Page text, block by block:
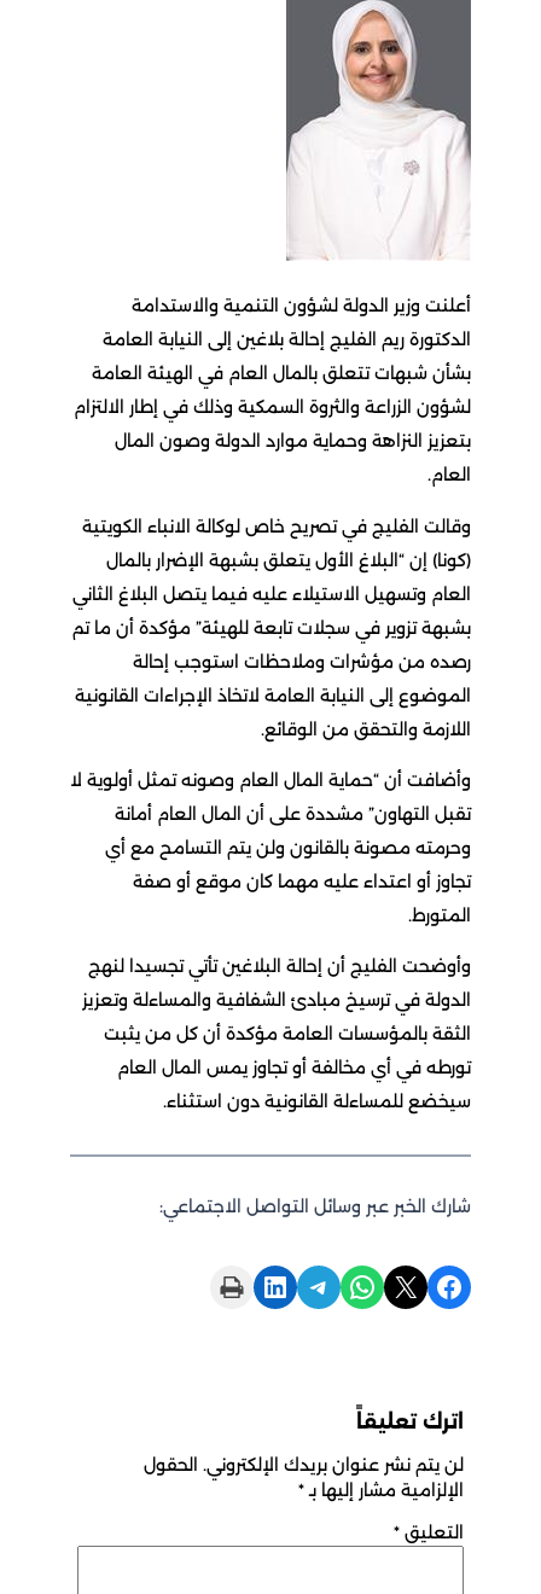
أعلنت وزير الدولة لشؤون التنمية والاستدامة
الدكتورة ريم الفليج إحالة بلاغين إلى النيابة العامة
بشأن شبهات تتعلق بالمال العام في الهيئة العامة
لشؤون الزراعة والثروة السمكية وذلك في إطار الالتزام
بتعزيز النزاهة وحماية موارد الدولة وصون المال
العام.
وقالت الفليج في تصريح خاص لوكالة الانباء الكويتية
(كونا) إن “البلاغ الأول يتعلق بشبهة الإضرار بالمال
العام وتسهيل الاستيلاء عليه فيما يتصل البلاغ الثاني
بشبهة تزوير في سجلات تابعة للهيئة” مؤكدة أن ما تم
رصده من مؤشرات وملاحظات استوجب إحالة
الموضوع إلى النيابة العامة لاتخاذ الإجراءات القانونية
اللازمة والتحقق من الوقائع.
وأضافت أن “حماية المال العام وصونه تمثل أولوية لا
تقبل التهاون” مشددة على أن المال العام أمانة
وحرمته مصونة بالقانون ولن يتم التسامح مع أي
تجاوز أو اعتداء عليه مهما كان موقع أو صفة
المتورط.
وأوضحت الفليج أن إحالة البلاغين تأتي تجسيدا لنهج
الدولة في ترسيخ مبادئ الشفافية والمساءلة وتعزيز
الثقة بالمؤسسات العامة مؤكدة أن كل من يثبت
تورطه في أي مخالفة أو تجاوز يمس المال العام
سيخضع للمساءلة القانونية دون استثناء.
شارك الخبر عبر وسائل التواصل الاجتماعي:
Share on Facebook
Share on X
Share on WhatsApp
Share on Telegram
Share on LinkedIn
Print this Page
اترك تعليقاً
لن يتم نشر عنوان بريدك الإلكتروني. الحقول
الإلزامية مشار إليها بـ*
التعليق *